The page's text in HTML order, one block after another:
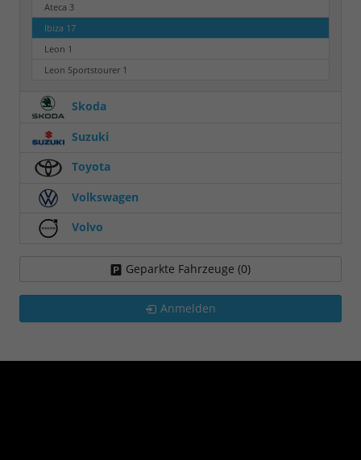
Ateca 3
Ibiza 17
Leon 1
Leon Sportstourer 1
Skoda
Suzuki
Toyota
Volkswagen
Volvo
Geparkte Fahrzeuge (0)
Anmelden